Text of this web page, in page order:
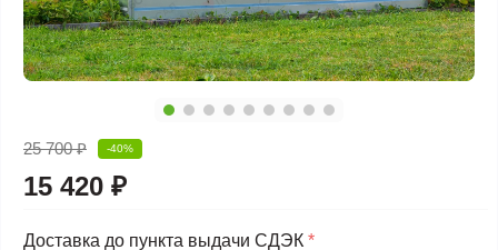
25 700 ₽ -40%
15 420 ₽
Доставка до пункта выдачи СДЭК *